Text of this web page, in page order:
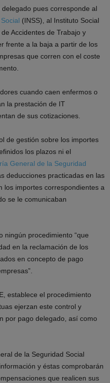
pues corresponde al
(INSS), al Instituto Social
Accidentes de Trabajo y
frente a la baja a partir de los
que corren con el coste
cuando caen enfermos o
la prestación de IT
de sus cotizaciones.
de gestión sobre los importes
los plazos ni el
General de la Seguridad
deducciones practicadas en las
los importes correspondientes a
se le comunicaban
ningún procedimiento “que
en la reclamación de los
en concepto de pago
establece el procedimiento
ejerzan este control y
por pago delegado, así como
de la Seguridad Social
y éstas comprobarán
que realicen sus